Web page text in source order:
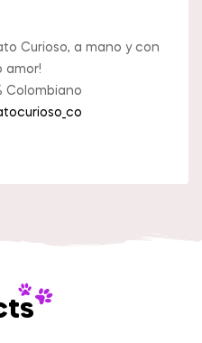
Curioso, a mano y con
amor!
Colombiano